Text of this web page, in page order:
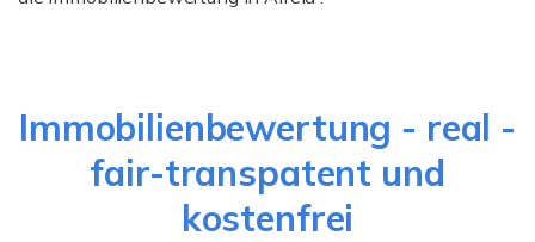
Immobilienbewertung - real -
fair-transpatent und
kostenfrei